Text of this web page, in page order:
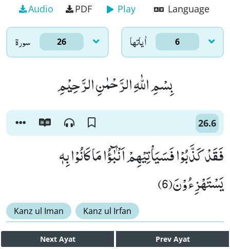
Audio PDF Play Language
سورۃ 26 اٰياتها 6
بِسْمِ اللّٰهِ الرَّحْمٰنِ الرَّحِیْمِ
26.6
فَقَدْ كَذَّبُوْا فَسَیَاْتِیْهِمْ اَنْۢبٰٓؤُا مَا كَانُوْا بِهٖ
یَسْتَهْزِءُوْنَ(6)
Kanz ul Iman Kanz ul Irfan
Next Ayat Prev Ayat